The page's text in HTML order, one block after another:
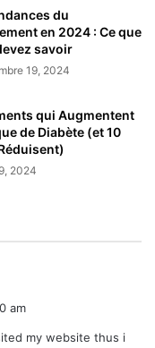
du
en 2024 : Ce que
savoir
19, 2024
qui Augmentent
de Diabète (et 10
2024
am
my website thus i